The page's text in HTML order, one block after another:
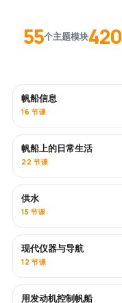
55个主题模块420
帆船信息
16 节课
帆船上的日常生活
22 节课
供水
15 节课
现代仪器与导航
12 节课
用发动机控制帆船